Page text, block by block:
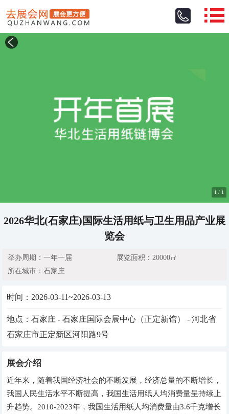
1 / 1
2026华北(石家庄)国际生活用纸与卫生用品产业展
览会
举办周期：一年一届
展览面积：20000㎡
所在城市：石家庄
时间： 2026-03-11~2026-03-13
地点：石家庄 - 石家庄国际会展中心（正定新馆） - 河北省
石家庄市正定新区河阳路9号
展会介绍
近年来，随着我国经济社会的不断发展，经济总量的不断增长，
我国人民生活水平不断提高，我国生活用纸人均消费量呈持续上
升趋势。2010-2023年，我国生活用纸人均消费量由3.6千克增长